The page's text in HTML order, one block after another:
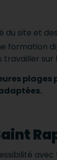
du site et
formation
sur
plages